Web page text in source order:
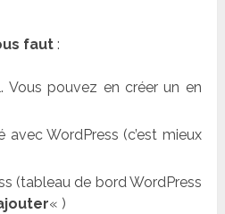
faut :
Vous pouvez en créer un en
WordPress (c’est mieux
(tableau de bord WordPress
« )